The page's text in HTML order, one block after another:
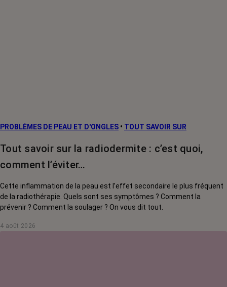
PROBLÈMES DE PEAU ET D'ONGLES • TOUT SAVOIR SUR
Tout savoir sur la radiodermite : c’est quoi,
comment l’éviter…
Cette inflammation de la peau est l’effet secondaire le plus fréquent
de la radiothérapie. Quels sont ses symptômes ? Comment la
prévenir ? Comment la soulager ? On vous dit tout.
4 août 2026